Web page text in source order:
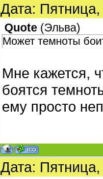
Дата:
Quote (Эльва)
Может темноты
Мне кажется,
боятся
ему просто
Дата: